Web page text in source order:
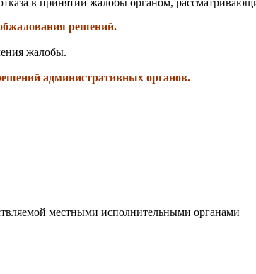
решений.
жалобы.
административных органов.
местными исполнительными органами